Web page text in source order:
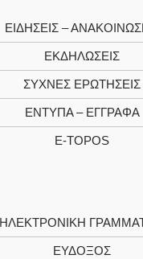
ΕΙΔΉΣΕΙΣ –
ΕΚΔΗΛΏΣΕΙΣ
ΣΥΧΝΈΣ ΕΡΩΤΉΣΕΙΣ
ΈΝΤΥΠΑ – ΈΓΓΡΑΦΑ
E-TOPOS
ΗΛΕΚΤΡΟΝΙΚΉ
ΕΥΔΟΞΟΣ